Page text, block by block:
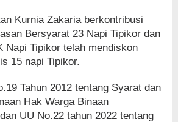
Kurnia Zakaria berkontribusi
Bersyarat 23 Napi Tipikor dan
Napi Tipikor telah mendiskon
15 napi Tipikor.
Tahun 2012 tentang Syarat dan
Hak Warga Binaan
UU No.22 tahun 2022 tentang